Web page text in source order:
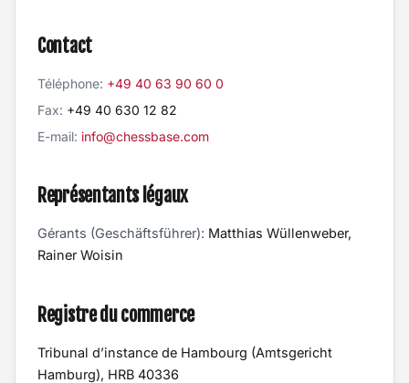
Contact
Téléphone: +49 40 63 90 60 0
Fax: +49 40 630 12 82
E-mail: info@chessbase.com
Représentants légaux
Gérants (Geschäftsführer): Matthias Wüllenweber,
Rainer Woisin
Registre du commerce
Tribunal d’instance de Hambourg (Amtsgericht
Hamburg), HRB 40336